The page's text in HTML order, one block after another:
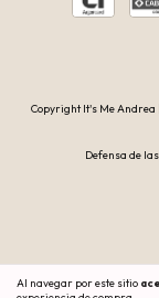
Al navegar por este sitio
Copyright It's Me
Defensa de